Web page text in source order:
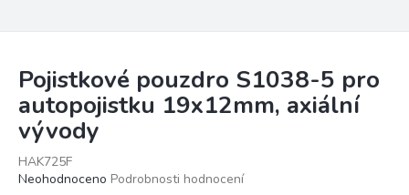
Pojistkové pouzdro S1038-5 pro
autopojistku 19x12mm, axiální
vývody
HAK725F
Průměrné
Neohodnoceno Podrobnosti hodnocení